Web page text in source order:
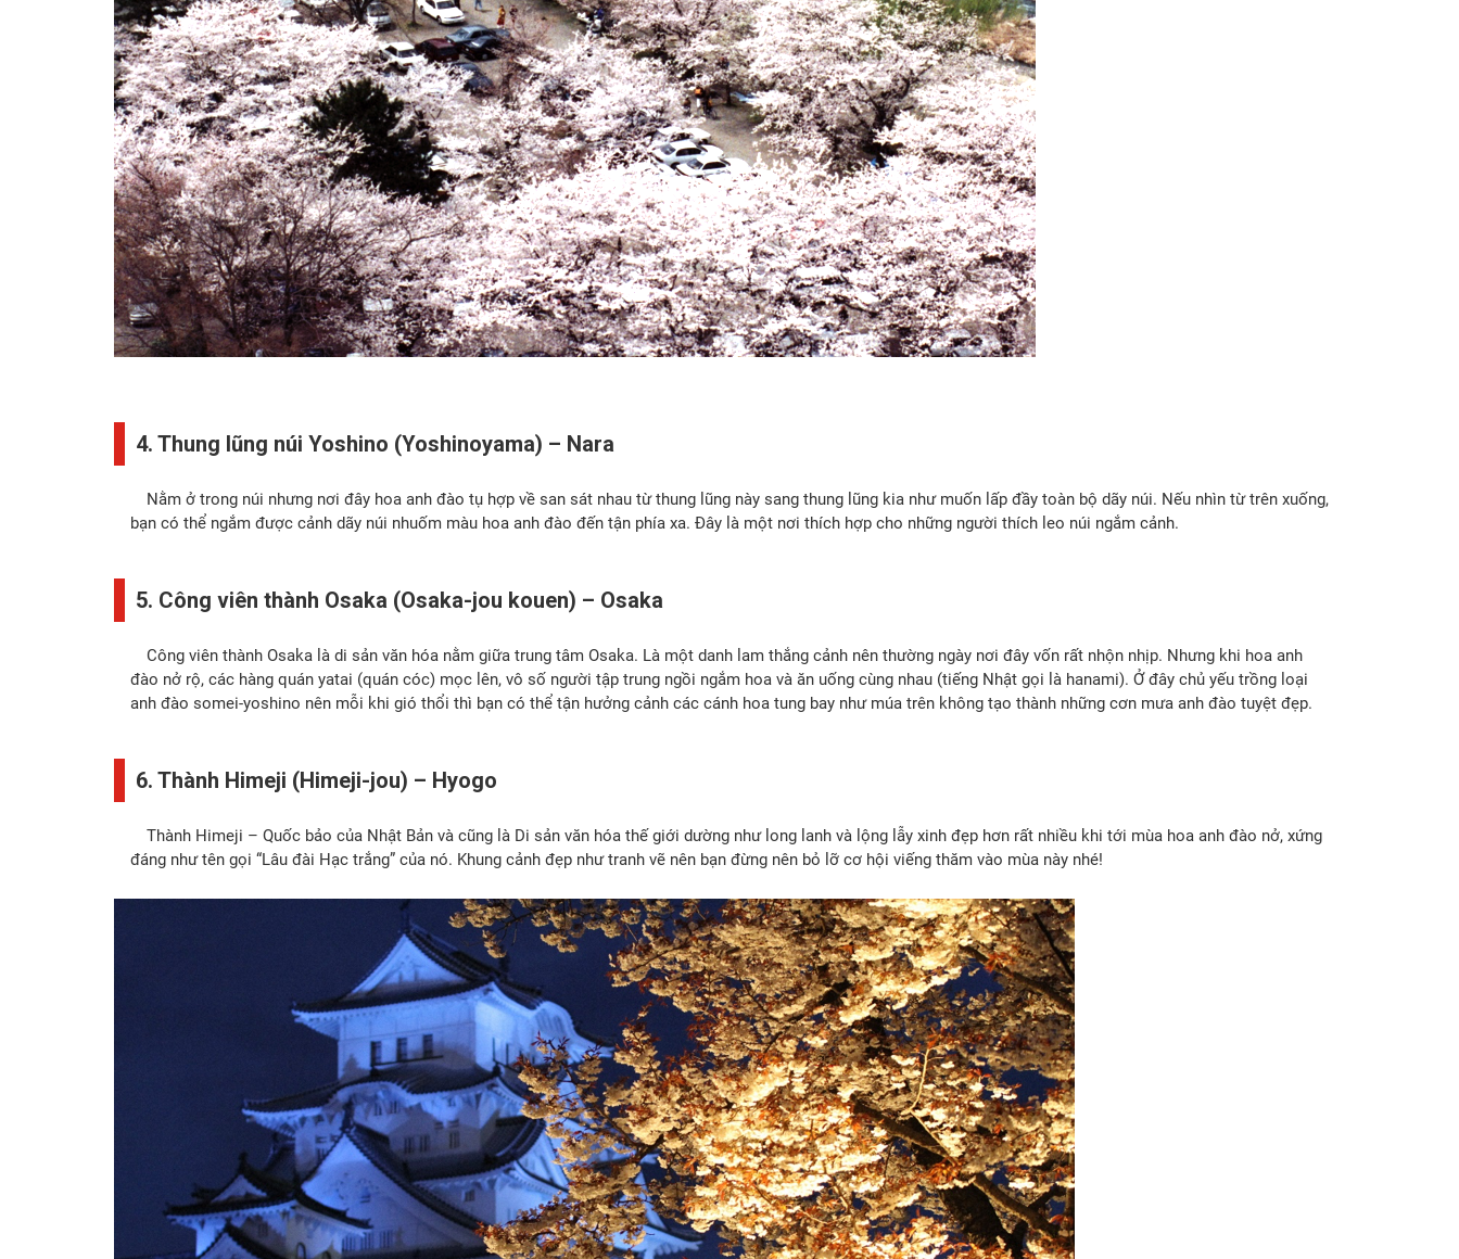
4. Thung lũng núi Yoshino (Yoshinoyama) – Nara
Nằm ở trong núi nhưng nơi đây hoa anh đào tụ hợp về san sát nhau từ thung lũng này sang thung lũng kia như muốn lấp đầy toàn bộ dãy núi. Nếu nhìn từ trên xuống,
bạn có thể ngắm được cảnh dãy núi nhuốm màu hoa anh đào đến tận phía xa. Đây là một nơi thích hợp cho những người thích leo núi ngắm cảnh.
5. Công viên thành Osaka (Osaka-jou kouen) – Osaka
Công viên thành Osaka là di sản văn hóa nằm giữa trung tâm Osaka. Là một danh lam thắng cảnh nên thường ngày nơi đây vốn rất nhộn nhịp. Nhưng khi hoa anh
đào nở rộ, các hàng quán yatai (quán cóc) mọc lên, vô số người tập trung ngồi ngắm hoa và ăn uống cùng nhau (tiếng Nhật gọi là hanami). Ở đây chủ yếu trồng loại
anh đào somei-yoshino nên mỗi khi gió thổi thì bạn có thể tận hưởng cảnh các cánh hoa tung bay như múa trên không tạo thành những cơn mưa anh đào tuyệt đẹp.
6. Thành Himeji (Himeji-jou) – Hyogo
Thành Himeji – Quốc bảo của Nhật Bản và cũng là Di sản văn hóa thế giới dường như long lanh và lộng lẫy xinh đẹp hơn rất nhiều khi tới mùa hoa anh đào nở, xứng
đáng như tên gọi “Lâu đài Hạc trắng” của nó. Khung cảnh đẹp như tranh vẽ nên bạn đừng nên bỏ lỡ cơ hội viếng thăm vào mùa này nhé!